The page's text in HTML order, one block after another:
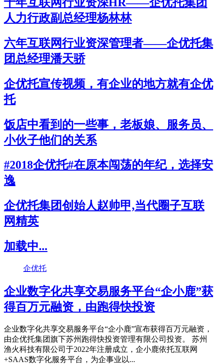
人力行政副总经理杨林林
六年互联网行业资深管理者——企优托集
团总经理潘天骄
企优托宣传视频，有企业的地方就有企优
托
饭店中看到的一些事，老板娘、服务员、
小伙子他们的关系
#2018企优托#在原本闯荡的年纪，选择安
逸
企优托集团创始人赵帅甲,当代圈子互联
网精英
加载中...
企优托
企业数字化共享交易服务平台“企小鹿”获
得百万元融资，由跑得快投资
企业数字化共享交易服务平台“企小鹿”宣布获得百万元融资，
由企优托集团旗下苏州跑得快投资管理有限公司投资。 苏州
渔火科技有限公司于2022年注册成立，企小鹿依托互联网
+SAAS数字化服务平台，为企事业以...